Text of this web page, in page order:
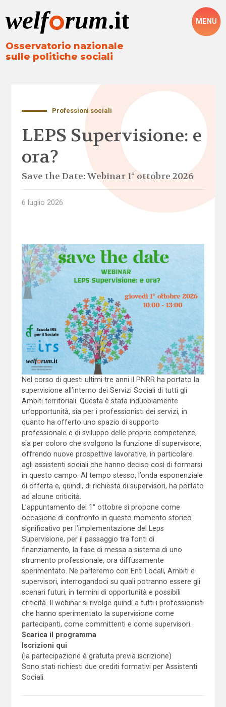
Osservatorio nazionale
sulle politiche sociali
MENU
Professioni sociali
LEPS Supervisione: e
ora?
Save the Date: Webinar 1° ottobre 2026
6 luglio 2026
Nel corso di questi ultimi tre anni il PNRR ha portato la
supervisione all’interno dei Servizi Sociali di tutti gli
Ambiti territoriali. Questa è stata indubbiamente
un’opportunità, sia per i professionisti dei servizi, in
quanto ha offerto uno spazio di supporto
professionale e di sviluppo delle proprie competenze,
sia per coloro che svolgono la funzione di supervisore,
offrendo nuove prospettive lavorative, in particolare
agli assistenti sociali che hanno deciso così di formarsi
in questo campo. Al tempo stesso, l’onda esponenziale
di offerta e, quindi, di richiesta di supervisori, ha portato
ad alcune criticità.
L’appuntamento del 1° ottobre si propone come
occasione di confronto in questo momento storico
significativo per l’implementazione del Leps
Supervisione, per il passaggio tra fonti di
finanziamento, la fase di messa a sistema di uno
strumento professionale, ora diffusamente
sperimentato. Ne parleremo con Enti Locali, Ambiti e
supervisori, interrogandoci su quali potranno essere gli
scenari futuri, in termini di opportunità e possibili
criticità. Il webinar si rivolge quindi a tutti i professionisti
che hanno sperimentato la supervisione come
partecipanti, come committenti e come supervisori.
Scarica il programma
Iscrizioni qui
(la partecipazione è gratuita previa iscrizione)
Sono stati richiesti due crediti formativi per Assistenti
Sociali.